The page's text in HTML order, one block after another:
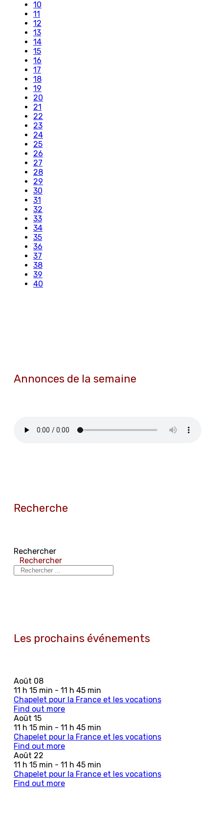
10
11
12
13
14
15
16
17
18
19
20
21
22
23
24
25
26
27
28
29
30
31
32
33
34
35
36
37
38
39
40
Annonces de la semaine
Recherche
Rechercher
Rechercher
Les prochains événements
Août 08
11 h 15 min - 11 h 45 min
Chapelet pour la France et les vocations
Find out more
Août 15
11 h 15 min - 11 h 45 min
Chapelet pour la France et les vocations
Find out more
Août 22
11 h 15 min - 11 h 45 min
Chapelet pour la France et les vocations
Find out more